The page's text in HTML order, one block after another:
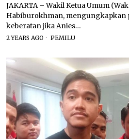
JAKARTA – Wakil Ketua Umum
Habiburokhman, mengungkapkan
keberatan jika Anies…
2 YEARS AGO PEMILU